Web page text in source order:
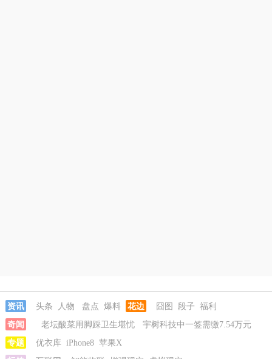
资讯 头条 人物 盘点 爆料 花边 囧图 段子 福利
奇闻
老坛酸菜用脚踩卫生堪忧
宇树科技中一签需缴7.54万元
河南重大刑案嫌疑人逃窜时伤害多人
专题 优衣库 iPhone8 苹果X